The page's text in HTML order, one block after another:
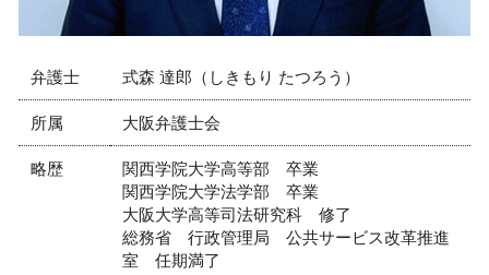
弁護士 式森 達郎（しきもり たつろう）
所属 大阪弁護士会
略歴
関西学院大学高等部 卒業
関西学院大学法学部 卒業
大阪大学高等司法研究科 修了
総務省 行政管理局 公共サービス改革推進
室 任期満了